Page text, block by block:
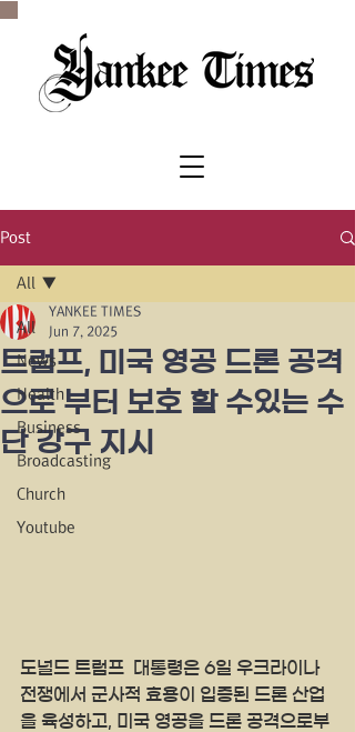
Post
All
News
Health
Business
Broadcasting
Church
Youtube
All
트럼프, 미국 영공 드론 공격
으로 부터 보호 할 수있는 수
단 강구 지시
YANKEE TIMES
Jun 7, 2025
도널드 트럼프  대통령은 6일 우크라이나
전쟁에서 군사적 효용이 입증된 드론 산업
을 육성하고, 미국 영공을 드론 공격으로부